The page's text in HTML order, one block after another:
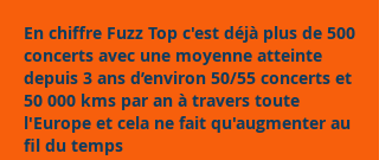
En chiffre Fuzz Top c'est déjà plus de 500
concerts avec une moyenne atteinte
depuis 3 ans d’environ 50/55 concerts et
50 000 kms par an à travers toute
l'Europe et cela ne fait qu'augmenter au
fil du temps